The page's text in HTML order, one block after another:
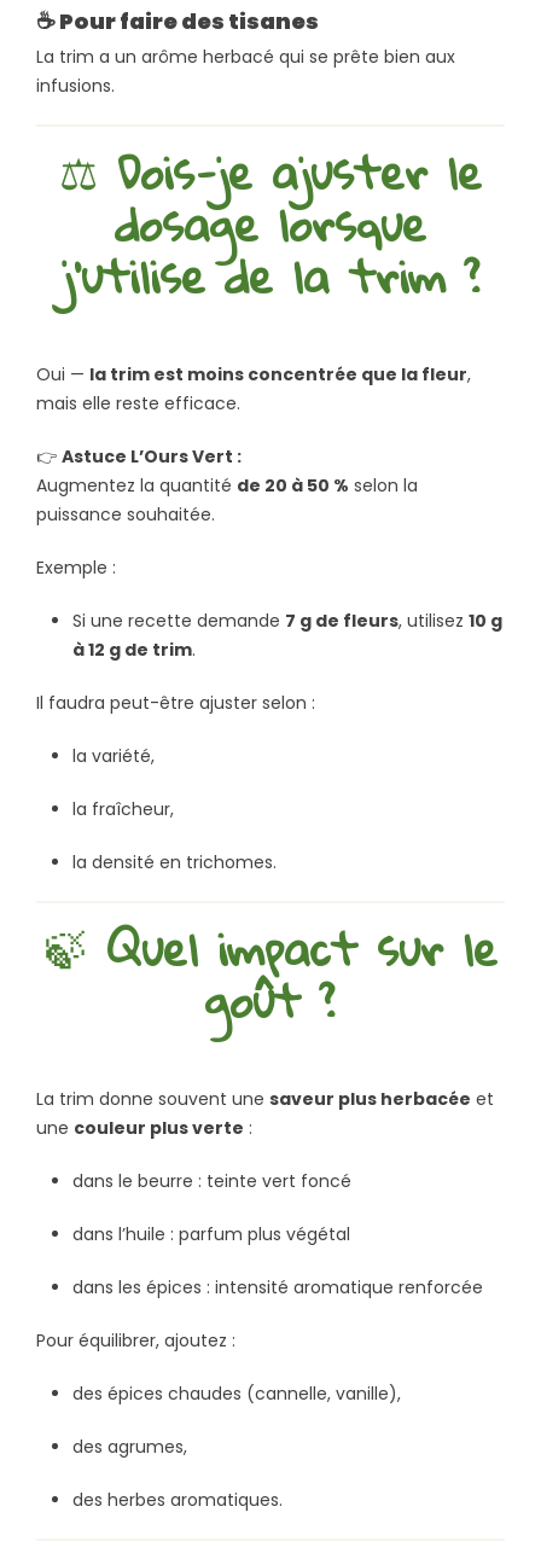
☕Pour faire des tisanes
La trim a un arôme herbacé qui se prête bien aux
infusions.
⚖️ Dois-je ajuster le
dosage lorsque
j’utilise de la trim ?
Oui — la trim est moins concentrée que la fleur,
mais elle reste efficace.
👉 Astuce L’Ours Vert :
Augmentez la quantité de 20 à 50 % selon la
puissance souhaitée.
Exemple :
Si une recette demande 7 g de fleurs, utilisez 10 g
à 12 g de trim.
Il faudra peut-être ajuster selon :
la variété,
la fraîcheur,
la densité en trichomes.
🍃 Quel impact sur le
goût ?
La trim donne souvent une saveur plus herbacée et
une couleur plus verte :
dans le beurre : teinte vert foncé
dans l’huile : parfum plus végétal
dans les épices : intensité aromatique renforcée
Pour équilibrer, ajoutez :
des épices chaudes (cannelle, vanille),
des agrumes,
des herbes aromatiques.